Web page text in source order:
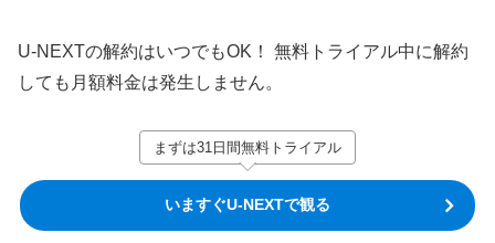
U-NEXTの解約はいつでもOK！ 無料トライアル中に解約
しても月額料金は発生しません。
まずは31日間無料トライアル
いますぐU-NEXTで観る